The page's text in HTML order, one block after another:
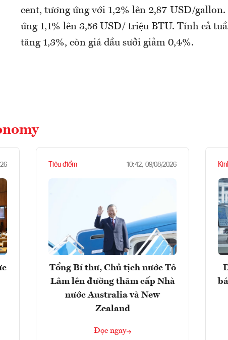
cent, tương ứng với 1,2% lên 2,87 USD/
ứng 1,1% lên 3,56 USD/ triệu BTU. Tính cả
tăng 1,3%, còn giá dầu sưởi giảm 0,4%.
Tiêu điểm 10:42, 09/08/2026
Tổng Bí thư, Chủ tịch nước Tô
Lâm lên đường thăm cấp Nhà
nước Australia và New
Zealand
Đọc ngay